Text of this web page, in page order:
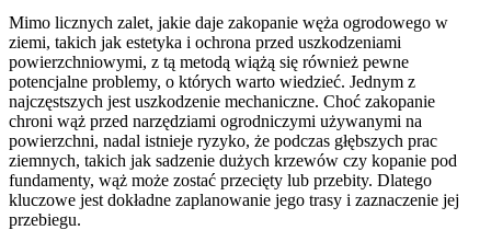
Mimo licznych zalet, jakie daje zakopanie węża ogrodowego w
ziemi, takich jak estetyka i ochrona przed uszkodzeniami
powierzchniowymi, z tą metodą wiążą się również pewne
potencjalne problemy, o których warto wiedzieć. Jednym z
najczęstszych jest uszkodzenie mechaniczne. Choć zakopanie
chroni wąż przed narzędziami ogrodniczymi używanymi na
powierzchni, nadal istnieje ryzyko, że podczas głębszych prac
ziemnych, takich jak sadzenie dużych krzewów czy kopanie pod
fundamenty, wąż może zostać przecięty lub przebity. Dlatego
kluczowe jest dokładne zaplanowanie jego trasy i zaznaczenie jej
przebiegu.